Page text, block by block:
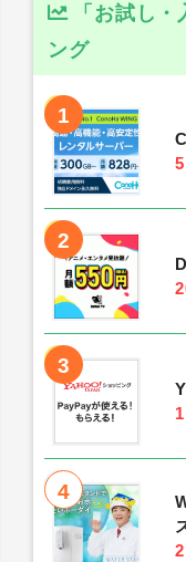
「お試し
ング
1
2
3
4